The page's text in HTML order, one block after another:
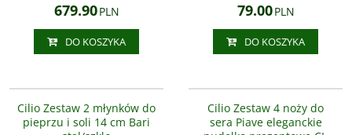
679.90PLN
DO KOSZYKA
79.00PLN
DO KOSZYKA
Cilio Zestaw 2 młynków do
pieprzu i soli 14 cm Bari
Zestaw noży do sera w eleganckim
pudełku. Czteroczęściowy zestaw
sztućców do sera składa się z noża
do miękkich serów, noża do
Cilio Zestaw 4 noży do
sera Piave eleganckie